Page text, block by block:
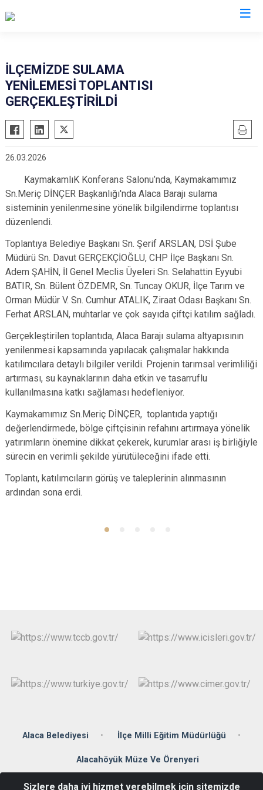
Alaca
Boğazkale
Laçin
Mecitözü
Uğurludağ
İLÇEMİZDE SULAMA
YENİLEMESİ TOPLANTISI
GERÇEKLEŞTİRİLDİ
26.03.2026
KaymakamlıK Konferans Salonu’nda, Kaymakamımız
Sn.Meriç DİNÇER Başkanlığı'nda Alaca Barajı sulama
sisteminin yenilenmesine yönelik bilgilendirme toplantısı
düzenlendi.
Toplantıya Belediye Başkanı Sn. Şerif ARSLAN, DSİ Şube
Müdürü Sn. Davut GERÇEKÇİOĞLU, CHP İlçe Başkanı Sn.
Adem ŞAHİN, İl Genel Meclis Üyeleri Sn. Selahattin Eyyubi
BATIR, Sn. Bülent ÖZDEMR, Sn. Tuncay OKUR, İlçe Tarım ve
Orman Müdür V. Sn. Cumhur ATALIK, Ziraat Odası Başkanı Sn.
Ferhat ARSLAN, muhtarlar ve çok sayıda çiftçi katılım sağladı.
Gerçekleştirilen toplantıda, Alaca Barajı sulama altyapısının
yenilenmesi kapsamında yapılacak çalışmalar hakkında
katılımcılara detaylı bilgiler verildi. Projenin tarımsal verimliliği
artırması, su kaynaklarının daha etkin ve tasarruflu
kullanılmasına katkı sağlaması hedefleniyor.
Kaymakamımız Sn.Meriç DİNÇER, toplantıda yaptığı
değerlendirmede, bölge çiftçisinin refahını artırmaya yönelik
yatırımların önemine dikkat çekerek, kurumlar arası iş birliğiyle
sürecin en verimli şekilde yürütüleceğini ifade etti.
Toplantı, katılımcıların görüş ve taleplerinin alınmasının
ardından sona erdi.
Alaca Belediyesi İlçe Milli Eğitim Müdürlüğü
Alacahöyük Müze Ve Örenyeri
Sizlere daha iyi hizmet verebilmek için sitemizde